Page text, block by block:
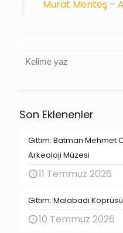
Murat Menteş –
Ara
Son Eklenenler
Gittim: Batman Mehmet
Arkeoloji Müzesi
11 Temmuz 2026
Gittim: Malabadi
10 Temmuz 2026